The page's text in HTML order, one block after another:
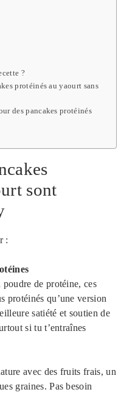
?
protéinés au yaourt sans
des pancakes protéinés
sont
:
de protéine, ces
protéinés qu’une version
satiété et soutien de
si tu t’entraînes
avec des fruits frais, un
graines. Pas besoin